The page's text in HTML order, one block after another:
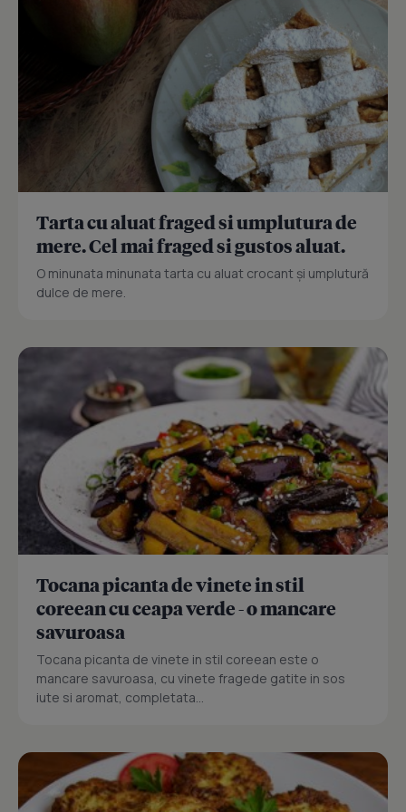
Tarta cu aluat fraged si umplutura de
mere. Cel mai fraged si gustos aluat.
O minunata minunata tarta cu aluat crocant și umplutură
dulce de mere.
Tocana picanta de vinete in stil
coreean cu ceapa verde - o mancare
savuroasa
Tocana picanta de vinete in stil coreean este o
mancare savuroasa, cu vinete fragede gatite in sos
iute si aromat, completata...